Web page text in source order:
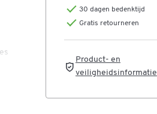
30 dagen bedenktijd
Gratis retourneren
Product- en
veiligheidsinformatie